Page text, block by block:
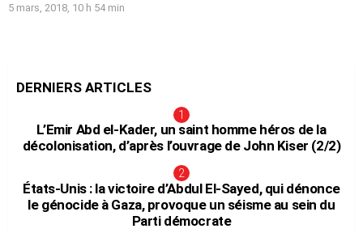
5 mars, 2018, 10 h 54 min
DERNIERS ARTICLES
L’Emir Abd el-Kader, un saint homme héros de la
décolonisation, d’après l’ouvrage de John Kiser (2/2)
États-Unis : la victoire d’Abdul El-Sayed, qui dénonce
le génocide à Gaza, provoque un séisme au sein du
Parti démocrate